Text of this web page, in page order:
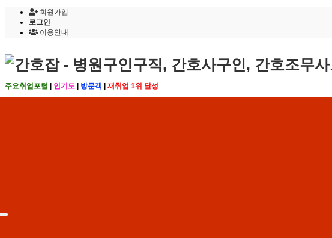
회원가입
로그인
이용안내
주요취업포털 인기도 방문객 재취업 1위 달성